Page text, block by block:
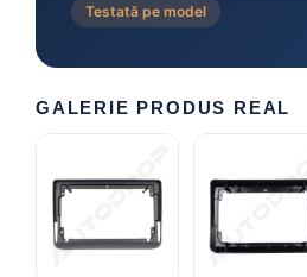
Camere Opel
Camere Iveco
Camere Fiat
Testată pe model
GALERIE PRODUS REAL